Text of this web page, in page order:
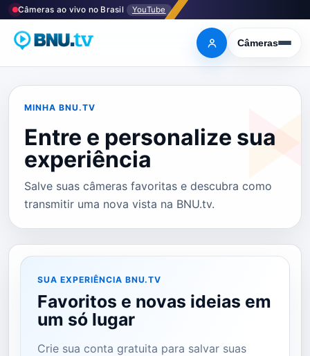
PularCâmeras ao vivo no Brasil YouTube
EntrarCâmeras
Abrir
MINHA BNU.TV
Entre e personalize sua
experiência
Salve suas câmeras favoritas e descubra como
transmitir uma nova vista na BNU.tv.
SUA EXPERIÊNCIA BNU.TV
Favoritos e novas ideias em
um só lugar
Crie sua conta gratuita para salvar suas